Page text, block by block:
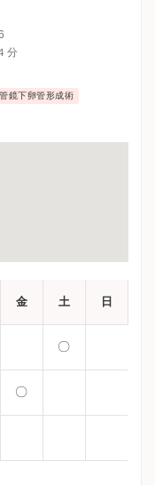
分
鏡下卵管形成術
金 土 日
〇
〇